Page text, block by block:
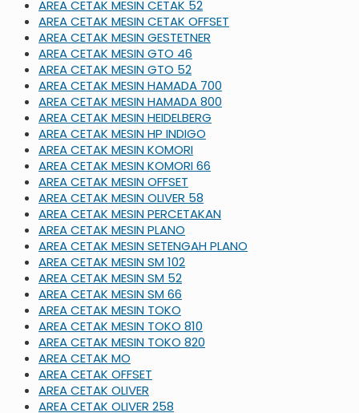
AREA CETAK MESIN CETAK 52
AREA CETAK MESIN CETAK OFFSET
AREA CETAK MESIN GESTETNER
AREA CETAK MESIN GTO 46
AREA CETAK MESIN GTO 52
AREA CETAK MESIN HAMADA 700
AREA CETAK MESIN HAMADA 800
AREA CETAK MESIN HEIDELBERG
AREA CETAK MESIN HP INDIGO
AREA CETAK MESIN KOMORI
AREA CETAK MESIN KOMORI 66
AREA CETAK MESIN OFFSET
AREA CETAK MESIN OLIVER 58
AREA CETAK MESIN PERCETAKAN
AREA CETAK MESIN PLANO
AREA CETAK MESIN SETENGAH PLANO
AREA CETAK MESIN SM 102
AREA CETAK MESIN SM 52
AREA CETAK MESIN SM 66
AREA CETAK MESIN TOKO
AREA CETAK MESIN TOKO 810
AREA CETAK MESIN TOKO 820
AREA CETAK MO
AREA CETAK OFFSET
AREA CETAK OLIVER
AREA CETAK OLIVER 258